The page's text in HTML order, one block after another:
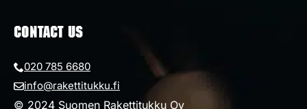
© 2024 Suomen Rakettitukku Oy
CONTACT US
020 785 6680
info@rakettitukku.fi